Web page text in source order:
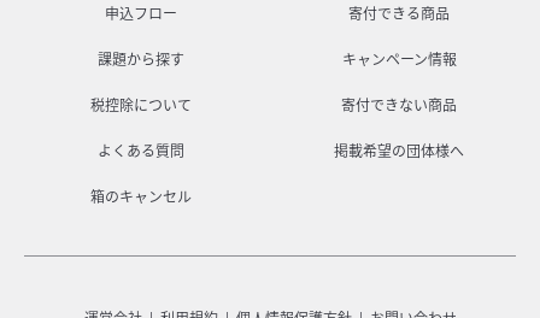
申込フロー 寄付できる商品
課題から探す キャンペーン情報
税控除について 寄付できない商品
よくある質問 掲載希望の団体様へ
箱のキャンセル